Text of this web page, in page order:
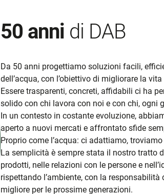
50 anni di DAB
Da 50 anni progettiamo soluzioni facili,
dell’acqua, con l’obiettivo di migliorare la
Essere trasparenti, concreti, affidabili ci ha
solido con chi lavora con noi e con chi, ogni
In un contesto in costante evoluzione,
aperto a nuovi mercati e affrontato sfide
Proprio come l’acqua: ci adattiamo,
La semplicità è sempre stata il nostro tratto
prodotti, nelle relazioni con le persone e
rispettando l’ambiente, con la
migliore per le prossime generazioni.